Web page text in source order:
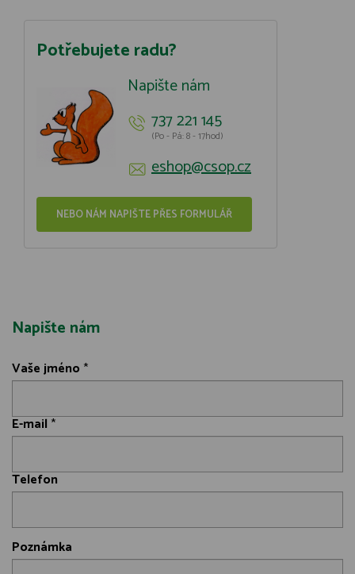
Potřebujete radu?
Napište nám
737 221 145
(Po - Pá: 8 - 17hod)
eshop@csop.cz
NEBO NÁM NAPIŠTE PŘES FORMULÁŘ
Napište nám
Vaše jméno *
E-mail *
Telefon
Poznámka